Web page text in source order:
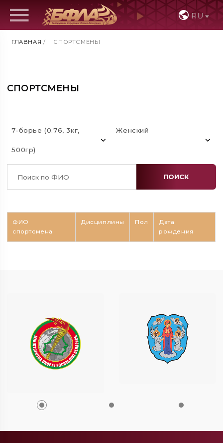
RU
ГЛАВНАЯ / СПОРТСМЕНЫ
СПОРТСМЕНЫ
7-борье (0.76, 3кг,
500гр)
Женский
ПОИСК
ФИО
спортсмена
Дисциплины Пол
Дата
рождения